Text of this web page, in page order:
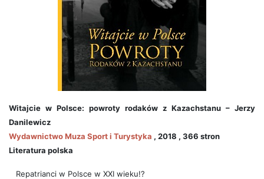
Witajcie w Polsce: powroty rodaków z Kazachstanu – Jerzy
Danilewicz
WydawnictwoMuza Sport i Turystyka , 2018 , 366 stron
Literatura polska
Repatrianci w Polsce w XXI wieku!?